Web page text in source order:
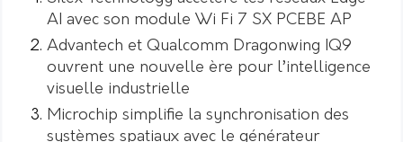
AI avec son module Wi Fi 7 SX PCEBE AP
Advantech et Qualcomm Dragonwing IQ9
ouvrent une nouvelle ère pour l’intelligence
visuelle industrielle
Microchip simplifie la synchronisation des
systèmes spatiaux avec le générateur